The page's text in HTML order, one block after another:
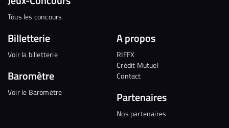
Tous les concours
Billetterie
Voir la billetterie
Baromètre
Voir le Baromètre
A propos
RIFFX
Crédit Mutuel
Contact
Partenaires
Nos partenaires